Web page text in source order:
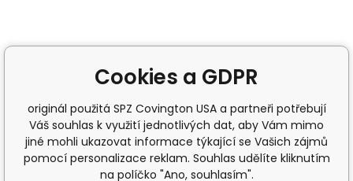
Cookies a GDPR
originál použitá SPZ Covington USA a partneři potřebují
Váš souhlas k využití jednotlivých dat, aby Vám mimo
jiné mohli ukazovat informace týkající se Vašich zájmů
pomocí personalizace reklam. Souhlas udělíte kliknutím
na políčko "Ano, souhlasím".